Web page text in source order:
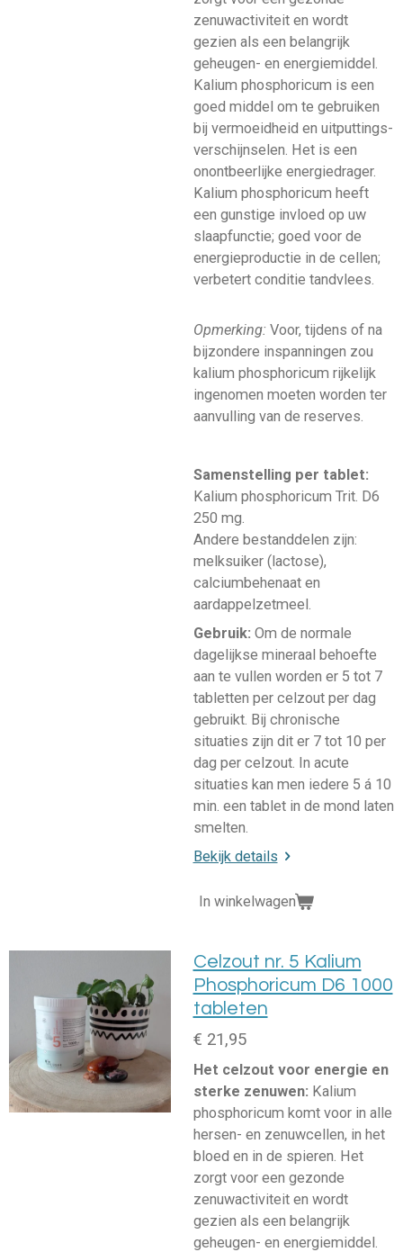
zenuwactiviteit en wordt
gezien als een belangrijk
geheugen- en energiemiddel.
Kalium phosphoricum is een
goed middel om te gebruiken
bij vermoeidheid en uitputtings-
verschijnselen. Het is een
onontbeerlijke energiedrager.
Kalium phosphoricum heeft
een gunstige invloed op uw
slaapfunctie; goed voor de
energieproductie in de cellen;
verbetert conditie tandvlees.
Opmerking:Voor, tijdens of na
bijzondere inspanningen zou
kalium phosphoricum rijkelijk
ingenomen moeten worden ter
aanvulling van de reserves.
Samenstelling per tablet:
Kalium phosphoricum Trit. D6
250 mg.
Andere bestanddelen zijn:
melksuiker (lactose),
calciumbehenaat en
aardappelzetmeel.
Gebruik: Om de normale
dagelijkse mineraal behoefte
aan te vullen worden er 5 tot 7
tabletten per celzout per dag
gebruikt. Bij chronische
situaties zijn dit er 7 tot 10 per
dag per celzout. In acute
situaties kan men iedere 5 á 10
min. een tablet in de mond laten
smelten.
Bekijk details
In winkelwagen
Celzout nr. 5 Kalium
Phosphoricum D6 1000
tableten
€ 21,95
Het celzout voor energie en
sterke zenuwen: Kalium
phosphoricum komt voor in alle
hersen- en zenuwcellen, in het
bloed en in de spieren. Het
zorgt voor een gezonde
zenuwactiviteit en wordt
gezien als een belangrijk
geheugen- en energiemiddel.